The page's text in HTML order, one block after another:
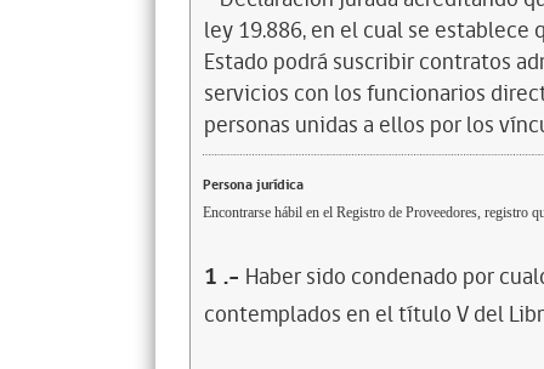
ley 19.886, en el cual se
Estado podrá suscribir contratos
servicios con los funcionarios
personas unidas a ellos por los
Persona jurídica
Encontrarse hábil en el Registro de Proveedores, registro
1 .- Haber sido condenado por
contemplados en el título V del